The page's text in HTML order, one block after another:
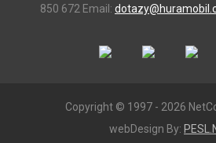
850 672 Email:
Copyright © 1997 - 2026
webDesign By: